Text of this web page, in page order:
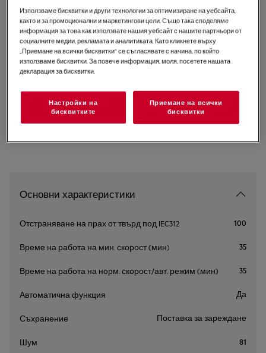
AW82U2DG
Безкабелна за сухо и мокро
8000
0 (0)
Инструкциите за безопасност и предупрежденията за
безопасност съгласно Регламент на ЕС 2023/988 са
изброени в ръководството за потребителя. За
безопасно използване на продукта прочетете пълното
ръководство за потребителя.
Основни характеристики
Отстраняване на прах от твърд под IEC312 100
Време на работа на мин. скорост (мин) 35
Време на работа на норм. скорост/авт. режим (мин) 35
Автоматична функция Да
Съхранение Поставка за зареждане
Шум 81
Използваме бисквитки и други технологии за оптимизиране на уебсайта,
както и за промоционални и маркетингови цели. Също така споделяме
информация за това как използвате нашия уебсайт с нашите партньори от
социалните медии, рекламата и аналитиката. Като кликнете върху
„Приемане на всички бисквитки“ се съгласявате с начина, по който
използваме бисквитки. За повече информация, моля, посетете нашата
декларация за бисквитки.
Настройки на
бисквитките
Приемане на всички
бисквитки